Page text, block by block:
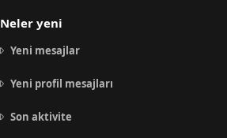
Neler yeni
Yeni mesajlar
Yeni profil mesajları
Son aktivite